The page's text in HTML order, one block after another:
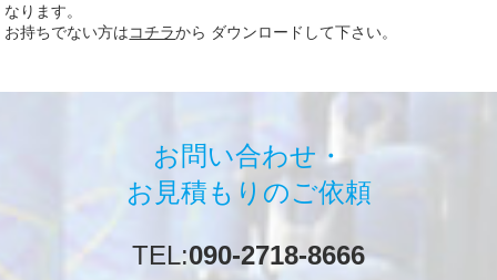
なります。
お持ちでない方はコチラから ダウンロードして下さい。
お問い合わせ・
お見積もりのご依頼
TEL:090-2718-8666